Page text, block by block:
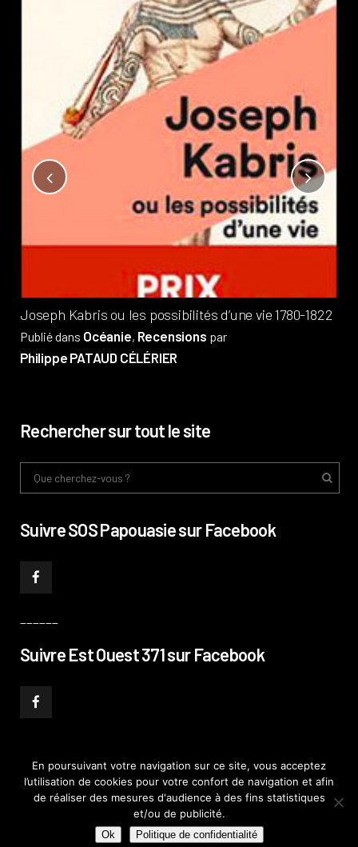
Joseph Kabris ou les possibilités d’une vie 1780-1822
Publié dans Océanie, Recensions par
Philippe PATAUD CÉLÉRIER
Rechercher sur tout le site
Suivre SOS Papouasie sur Facebook
Suivre Est Ouest 371 sur Facebook
© PHILIPPE PATAUD CÉLÉRIER 2019–MENTIONS LÉGALES–POLITIQUE DE
CONFIDENTIALITÉ–PLAN DE SITE
En poursuivant votre navigation sur ce site, vous acceptez
l’utilisation de cookies pour votre confort de navigation et afin
de réaliser des mesures d'audience à des fins statistiques
et/ou de publicité.
Ok Politique de confidentialité